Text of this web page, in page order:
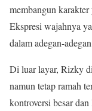
membangun karakter
Ekspresi wajahnya
dalam adegan-
Di luar layar, Rizky
namun tetap ramah
kontroversi besar